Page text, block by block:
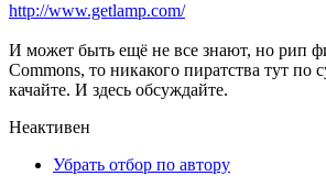
http://www.getlamp.com/
И может быть ещё не все знают, но рип
Commons, то никакого пиратства тут по
качайте. И здесь обсуждайте.
Неактивен
Убрать отбор по автору